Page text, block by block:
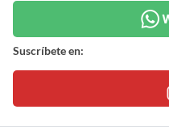
Suscríbete en: